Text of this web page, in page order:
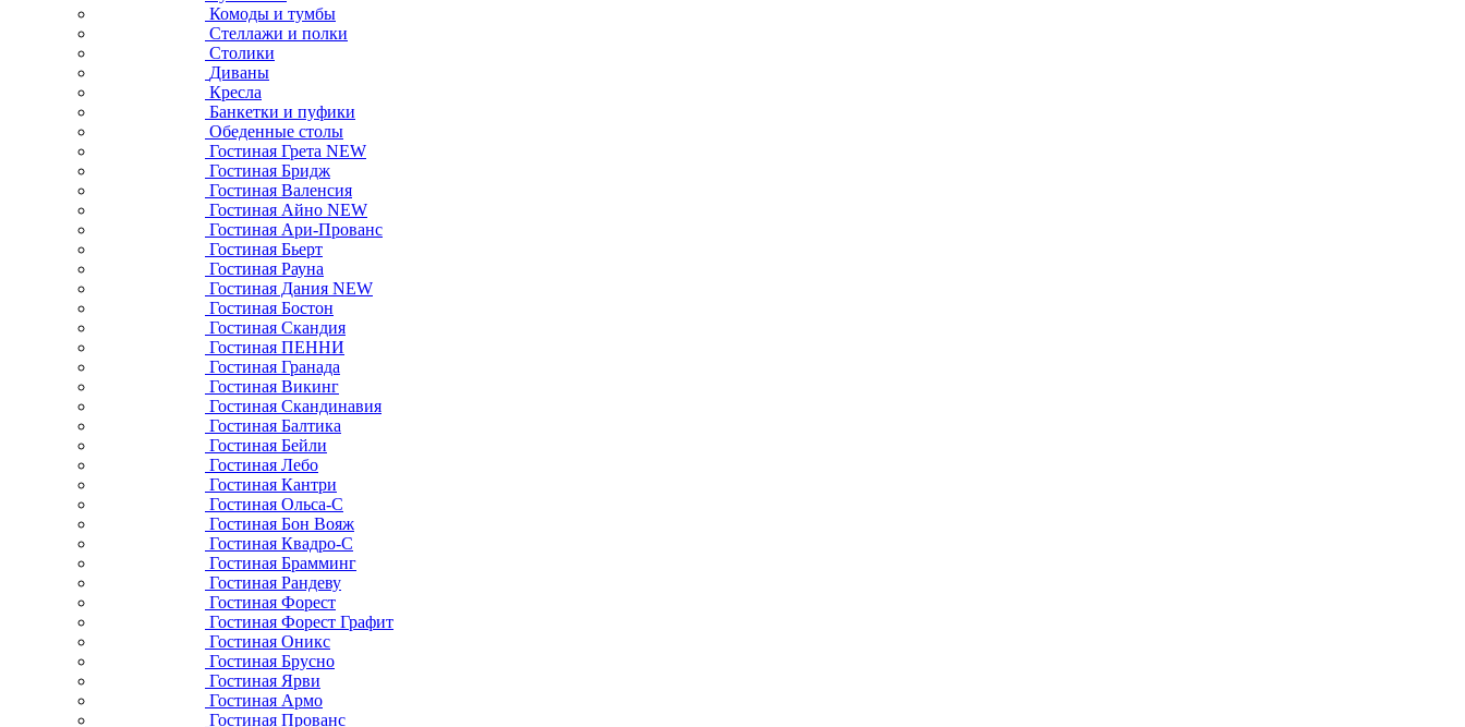
Комоды и тумбы
Стеллажи и полки
Столики
Диваны
Кресла
Банкетки и пуфики
Обеденные столы
Гостиная Грета NEW
Гостиная Бридж
Гостиная Валенсия
Гостиная Айно NEW
Гостиная Ари-Прованс
Гостиная Бьерт
Гостиная Рауна
Гостиная Дания NEW
Гостиная Бостон
Гостиная Скандия
Гостиная ПЕННИ
Гостиная Гранада
Гостиная Викинг
Гостиная Скандинавия
Гостиная Балтика
Гостиная Бейли
Гостиная Лебо
Гостиная Кантри
Гостиная Ольса-С
Гостиная Бон Вояж
Гостиная Квадро-С
Гостиная Брамминг
Гостиная Рандеву
Гостиная Форест
Гостиная Форест Графит
Гостиная Оникс
Гостиная Брусно
Гостиная Ярви
Гостиная Армо
Гостиная Прованс